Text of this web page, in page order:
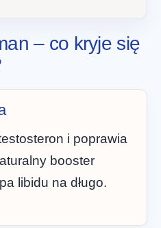
– co kryje się
i poprawia
booster
libidu na długo.